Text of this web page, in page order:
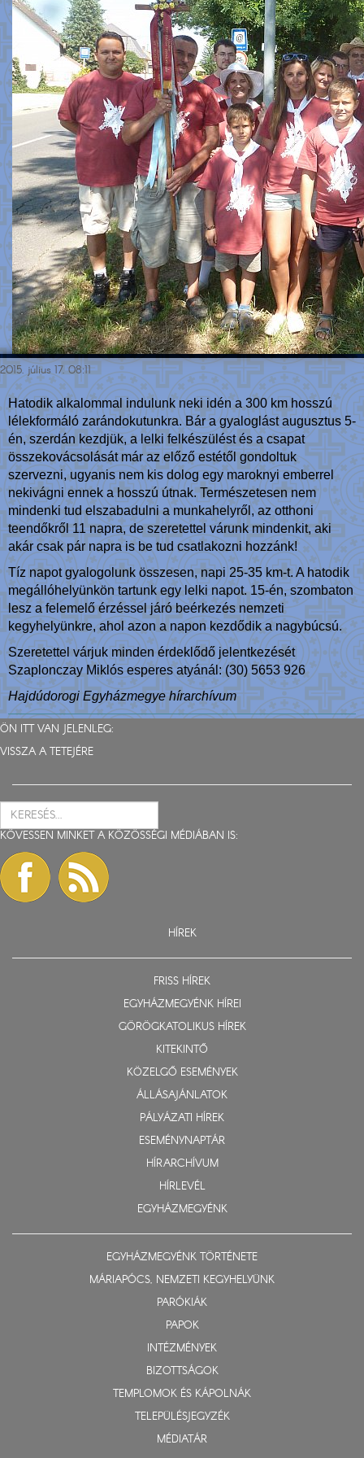
2015. július 17. 08:11
Hatodik alkalommal indulunk neki idén a 300 km hosszú
lélekformáló zarándokutunkra. Bár a gyaloglást augusztus 5-
én, szerdán kezdjük, a lelki felkészülést és a csapat
összekovácsolását már az előző estétől gondoltuk
szervezni, ugyanis nem kis dolog egy maroknyi emberrel
nekivágni ennek a hosszú útnak. Természetesen nem
mindenki tud elszabadulni a munkahelyről, az otthoni
teendőkről 11 napra, de szeretettel várunk mindenkit, aki
akár csak pár napra is be tud csatlakozni hozzánk!
Tíz napot gyalogolunk összesen, napi 25-35 km-t. A hatodik
megállóhelyünkön tartunk egy lelki napot. 15-én, szombaton
lesz a felemelő érzéssel járó beérkezés nemzeti
kegyhelyünkre, ahol azon a napon kezdődik a nagybúcsú.
Szeretettel várjuk minden érdeklődő jelentkezését
Szaplonczay Miklós esperes atyánál: (30) 5653 926
Hajdúdorogi Egyházmegye hírarchívum
ÖN ITT VAN JELENLEG:
VISSZA A TETEJÉRE
KÖVESSEN MINKET A KÖZÖSSÉGI MÉDIÁBAN IS:
HÍREK
FRISS HÍREK
EGYHÁZMEGYÉNK HÍREI
GÖRÖGKATOLIKUS HÍREK
KITEKINTŐ
KÖZELGŐ ESEMÉNYEK
ÁLLÁSAJÁNLATOK
PÁLYÁZATI HÍREK
ESEMÉNYNAPTÁR
HÍRARCHÍVUM
HÍRLEVÉL
EGYHÁZMEGYÉNK
EGYHÁZMEGYÉNK TÖRTÉNETE
MÁRIAPÓCS, NEMZETI KEGYHELYÜNK
PARÓKIÁK
PAPOK
INTÉZMÉNYEK
BIZOTTSÁGOK
TEMPLOMOK ÉS KÁPOLNÁK
TELEPÜLÉSJEGYZÉK
MÉDIATÁR